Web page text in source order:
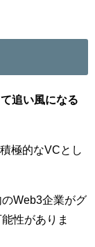
追い風になる
極的なVCとし
Web3企業がグ
性がありま